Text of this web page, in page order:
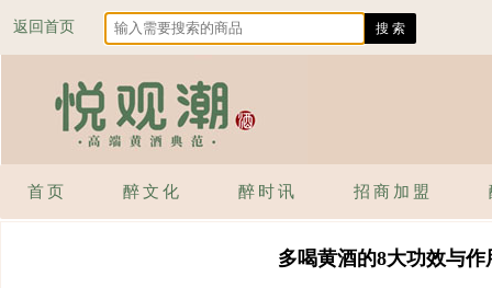
返回首页
首页 醉文化 醉时讯 招商加盟
多喝黄酒的8大功效与作